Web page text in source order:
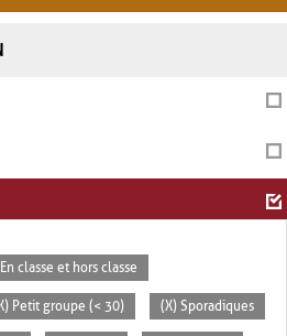
classe et hors classe
Petit groupe (< 30) (X) Sporadiques